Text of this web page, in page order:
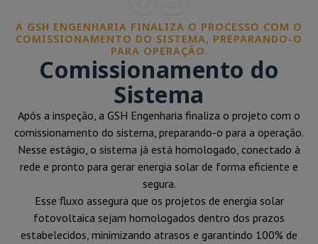
A GSH ENGENHARIA FINALIZA O PROCESSO COM O
COMISSIONAMENTO DO SISTEMA, PREPARANDO-O
PARA OPERAÇÃO.
Comissionamento do
Sistema
Após a inspeção, a GSH Engenharia finaliza o projeto com o
comissionamento do sistema, preparando-o para a operação.
Nesse estágio, o sistema já está homologado, conectado à
rede e pronto para gerar energia solar de forma eficiente e
segura.
Esse fluxo assegura que os projetos de energia solar
fotovoltaica sejam homologados dentro dos prazos
estabelecidos, minimizando atrasos e garantindo 100% de